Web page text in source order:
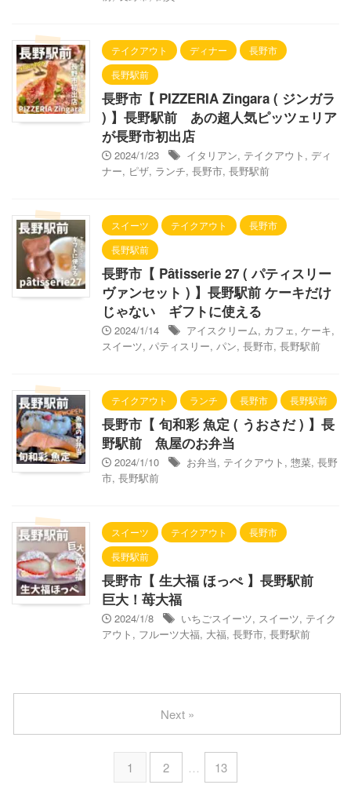
テイクアウト ディナー
長野市
長野駅前
長野市【 PIZZERIA Zingara ( ジンガラ
) 】長野駅前 あの超人気ピッツェリア
が長野市初出店
2024/1/23 イタリアン, テイクアウト , ディ
ナー, ピザ, ランチ, 長野市, 長野駅前
スイーツ テイクアウト
長野市
長野駅前
長野市【 Pâtisserie 27 ( パティスリー
ヴァンセット ) 】長野駅前 ケーキだけ
じゃない ギフトに使える
2024/1/14 アイスクリーム, カフェ, ケーキ,
スイーツ, パティスリー, パン, 長野市, 長野駅前
テイクアウト ランチ 長野市 長野駅前
長野市【 旬和彩 魚定 ( うおさだ ) 】長
野駅前 魚屋のお弁当
2024/1/10 お弁当, テイクアウト , 惣菜, 長野
市, 長野駅前
スイーツ テイクアウト
長野市
長野駅前
長野市【 生大福 ほっぺ 】長野駅前
巨大！苺大福
2024/1/8 いちごスイーツ, スイーツ, テイク
アウト , フルーツ大福, 大福, 長野市, 長野駅前
1 2 … 13
Next »